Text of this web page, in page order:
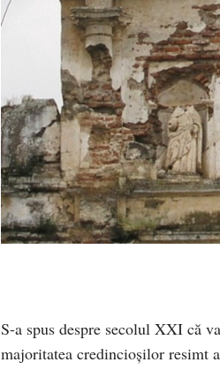
S-a spus despre secolul XXI că
majoritatea credincioșilor resimt